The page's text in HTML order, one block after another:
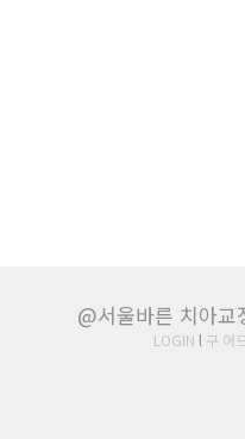
@서울바른 치아교
LOGIN l 구 어